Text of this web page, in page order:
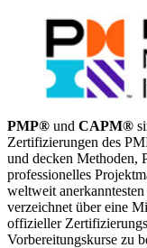
PMP® und CAPM®
Zertifizierungen des
und decken Methoden,
professionelles
weltweit
verzeichnet über eine
offizieller
Vorbereitungskurse zu